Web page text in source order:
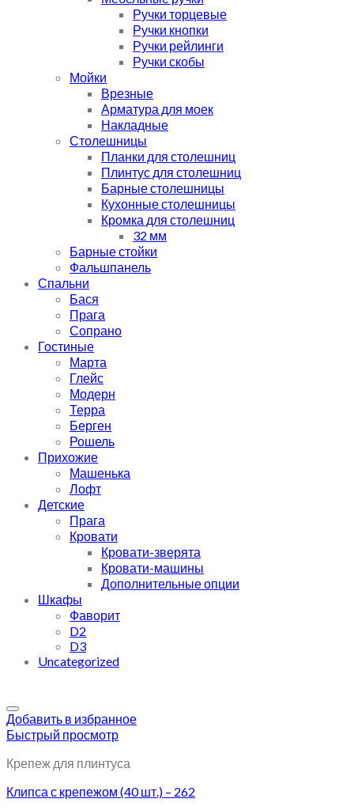
Ручки торцевые
Ручки кнопки
Ручки рейлинги
Ручки скобы
Мойки
Врезные
Арматура для моек
Накладные
Столешницы
Планки для столешниц
Плинтус для столешниц
Барные столешницы
Кухонные столешницы
Кромка для столешниц
32 мм
Барные стойки
Фальшпанель
Спальни
Бася
Прага
Сопрано
Гостиные
Марта
Глейс
Модерн
Терра
Берген
Рошель
Прихожие
Машенька
Лофт
Детские
Прага
Кровати
Кровати-зверята
Кровати-машины
Дополнительные опции
Шкафы
Фаворит
D2
D3
Uncategorized
Добавить в избранное
Быстрый просмотр
Крепеж для плинтуса
Клипса с крепежом (40 шт.) – 262